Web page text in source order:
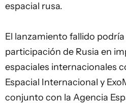
espacial rusa.
El lanzamiento fallido
participación de Rusia en
espaciales internacionales
Espacial Internacional y
conjunto con la Agencia